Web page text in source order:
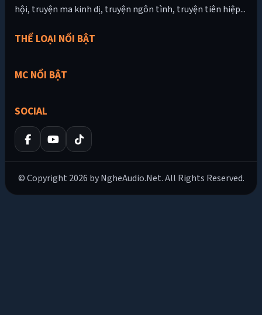
hội, truyện ma kinh dị, truyện ngôn tình, truyện tiên hiệp...
THỂ LOẠI NỔI BẬT
MC NỔI BẬT
SOCIAL
© Copyright 2026 by NgheAudio.Net. All Rights Reserved.